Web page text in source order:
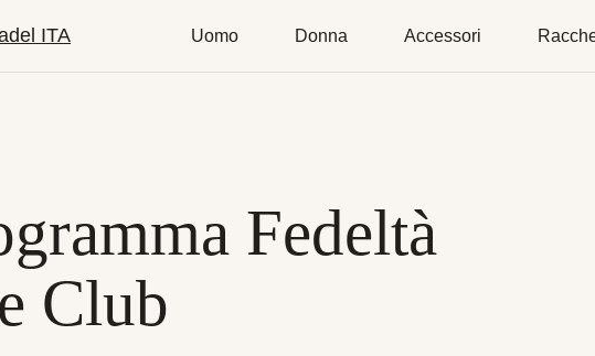
Uomo Donna Accessori
Fedeltà
Club